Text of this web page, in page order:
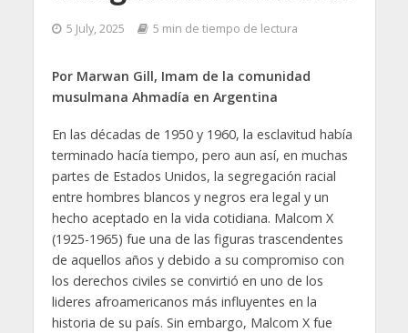
5 July, 2025 5 min de tiempo de lectura
Por Marwan Gill, Imam de la comunidad
musulmana Ahmadía en Argentina
En las décadas de 1950 y 1960, la esclavitud había
terminado hacía tiempo, pero aun así, en muchas
partes de Estados Unidos, la segregación racial
entre hombres blancos y negros era legal y un
hecho aceptado en la vida cotidiana. Malcom X
(1925-1965) fue una de las figuras trascendentes
de aquellos años y debido a su compromiso con
los derechos civiles se convirtió en uno de los
lideres afroamericanos más influyentes en la
historia de su país. Sin embargo, Malcom X fue